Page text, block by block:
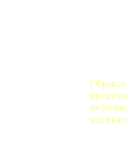
наличии